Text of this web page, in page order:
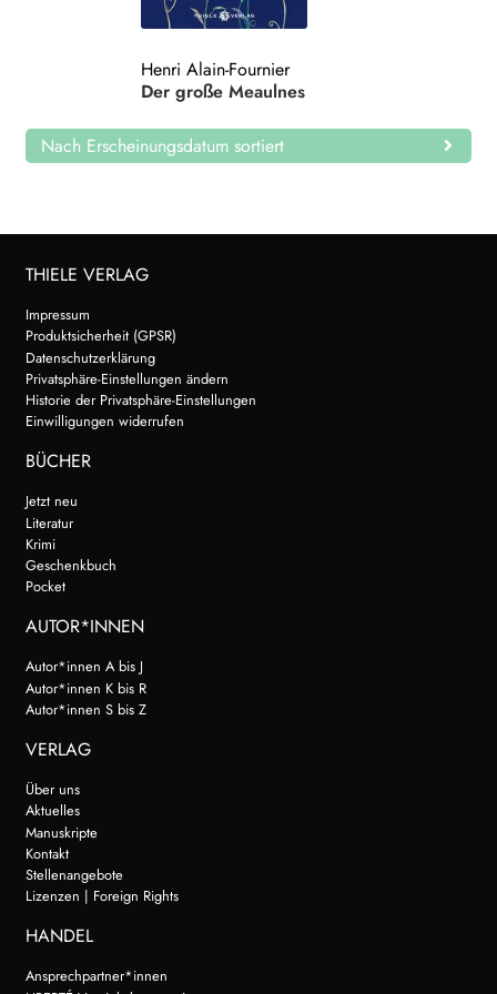
Henri Alain-Fournier
Der große Meaulnes
Nach Erscheinungsdatum sortiert
THIELE VERLAG
Impressum
Produktsicherheit (GPSR)
Datenschutzerklärung
Privatsphäre-Einstellungen ändern
Historie der Privatsphäre-Einstellungen
Einwilligungen widerrufen
BÜCHER
Jetzt neu
Literatur
Krimi
Geschenkbuch
Pocket
AUTOR*INNEN
Autor*innen A bis J
Autor*innen K bis R
Autor*innen S bis Z
VERLAG
Über uns
Aktuelles
Manuskripte
Kontakt
Stellenangebote
Lizenzen | Foreign Rights
HANDEL
Ansprechpartner*innen